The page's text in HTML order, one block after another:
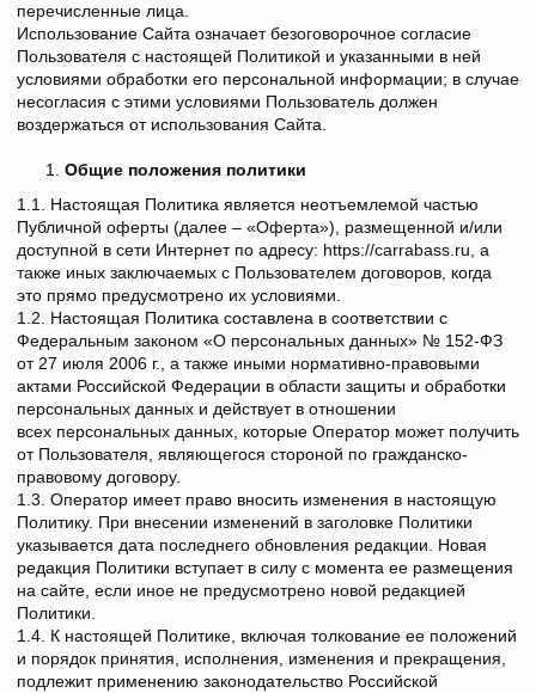
перечисленные лица.
Использование Сайта означает безоговорочное согласие
Пользователя с настоящей Политикой и указанными в ней
условиями обработки его персональной информации; в случае
несогласия с этими условиями Пользователь должен
воздержаться от использования Сайта.
Общие положения политики
1.1. Настоящая Политика является неотъемлемой частью
Публичной оферты (далее – «Оферта»), размещенной и/или
доступной в сети Интернет по адресу: https://carrabass.ru, а
также иных заключаемых с Пользователем договоров, когда
это прямо предусмотрено их условиями.
1.2. Настоящая Политика составлена в соответствии с
Федеральным законом «О персональных данных» № 152-ФЗ
от 27 июля 2006 г., а также иными нормативно-правовыми
актами Российской Федерации в области защиты и обработки
персональных данных и действует в отношении
всех персональных данных, которые Оператор может получить
от Пользователя, являющегося стороной по гражданско-
правовому договору.
1.3. Оператор имеет право вносить изменения в настоящую
Политику. При внесении изменений в заголовке Политики
указывается дата последнего обновления редакции. Новая
редакция Политики вступает в силу с момента ее размещения
на сайте, если иное не предусмотрено новой редакцией
Политики.
1.4. К настоящей Политике, включая толкование ее положений
и порядок принятия, исполнения, изменения и прекращения,
подлежит применению законодательство Российской